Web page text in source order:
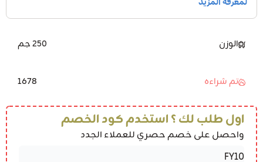
الوزن 250 جم
تم شراءه 1678
اول طلب لك ؟ استخدم كود الخصم
واحصل على خصم حصري للعملاء الجدد